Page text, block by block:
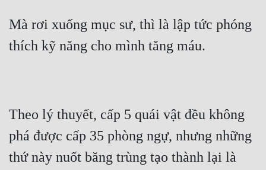
Mà rơi xuống mục sư, thì là lập tức phóng
thích kỹ năng cho mình tăng máu.
Theo lý thuyết, cấp 5 quái vật đều không
phá được cấp 35 phòng ngự, nhưng những
thứ này nuốt băng trùng tạo thành lại là